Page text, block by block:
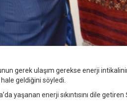
gerek ulaşım gerekse enerji
geldiğini söyledi.
yaşanan enerji sıkıntısını dile